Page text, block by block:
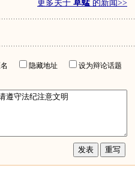
更多关于 草蜢 的新闻>>
名 隐藏地址
设为辩论话题